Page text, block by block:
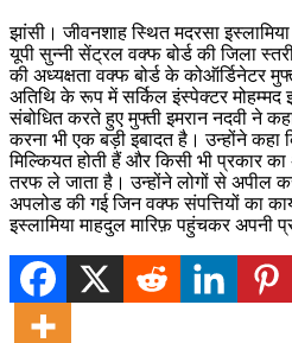
झांसी। जीवनशाह स्थित मदरसा
यूपी सुन्नी सेंट्रल वक्फ बोर्ड की जिला
की अध्यक्षता वक्फ बोर्ड के कोऑर्डिनेटर
अतिथि के रूप में सर्किल इंस्पेक्टर मोहम्मद
संबोधित करते हुए मुफ्ती इमरान नदवी ने
करना भी एक बड़ी इबादत है। उन्होंने
मिल्कियत होती हैं और किसी भी प्रकार
तरफ ले जाता है। उन्होंने लोगों से अपील
अपलोड की गई जिन वक्फ संपत्तियों का
इस्लामिया माहदुल मारिफ़ पहुंचकर अपनी